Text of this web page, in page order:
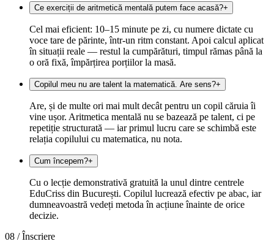
Ce exerciții de aritmetică mentală putem face acasă?+
Cel mai eficient: 10–15 minute pe zi, cu numere dictate cu
voce tare de părinte, într-un ritm constant. Apoi calcul aplicat
în situații reale — restul la cumpărături, timpul rămas până la
o oră fixă, împărțirea porțiilor la masă.
Copilul meu nu are talent la matematică. Are sens?+
Are, și de multe ori mai mult decât pentru un copil căruia îi
vine ușor. Aritmetica mentală nu se bazează pe talent, ci pe
repetiție structurată — iar primul lucru care se schimbă este
relația copilului cu matematica, nu nota.
Cum începem?+
Cu o lecție demonstrativă gratuită la unul dintre centrele
EduCriss din București. Copilul lucrează efectiv pe abac, iar
dumneavoastră vedeți metoda în acțiune înainte de orice
decizie.
08 /Înscriere